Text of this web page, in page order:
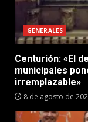
GENERALES
Centurión: «El
municipales
irremplazable»
8 de agosto de